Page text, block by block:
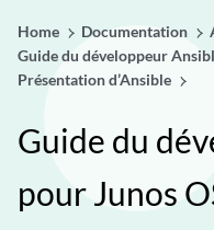
Home Documentation
Guide du développeur
Présentation d’Ansible
Guide du
pour Junos